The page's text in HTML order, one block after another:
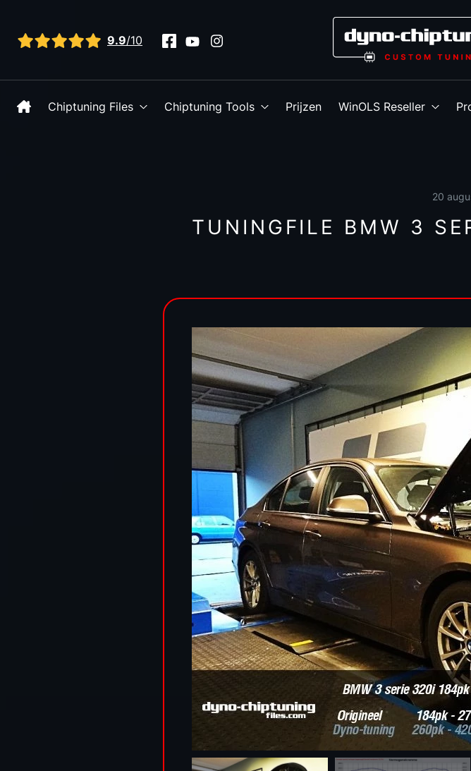
Bekijk alle reviews9.9/10
Chiptuning Files Chiptuning Tools Prijzen WinOLS Reseller
20
TUNINGFILE BMW 3